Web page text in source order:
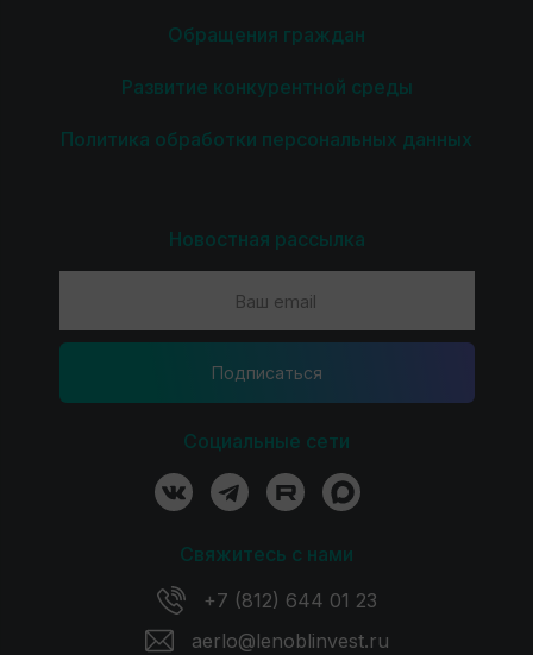
Обращения граждан
Развитие конкурентной среды
Политика обработки персональных данных
Новостная рассылка
Подпиcаться
Социальные сети
Свяжитесь с нами
+7 (812) 644 01 23
aerlo@lenoblinvest.ru